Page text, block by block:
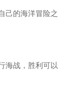
己的海洋冒险之
海战，胜利可以